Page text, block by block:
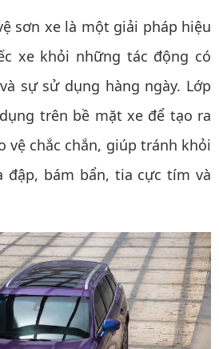
sơn xelà một giải pháp hiệu
xe khỏi những tác động có
sự sử dụng hàng ngày. Lớp
trên bề mặt xe để tạo ra
vệ chắc chắn, giúp tránh khỏi
đập, bám bẩn, tia cực tím và